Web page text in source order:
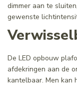
dimmer aan te
gewenste
De LED opbouw
afdekringen aan de
kantelbaar. Men kan